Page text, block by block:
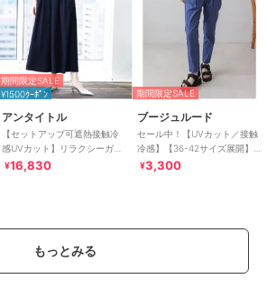
期間限定SALE
¥1500ｸｰﾎﾟﾝ
アンタイトル
【セットアップ可遮熱接触冷
感UVカット】リラクシーガウ
チョパンツ
¥16,830
期間限定SALE
ブージュルード
セール中！【UVカット／接触
冷感】【36-42サイズ展開】
UV/COOL HAKIYASE+パンツ
¥3,300
もっとみる